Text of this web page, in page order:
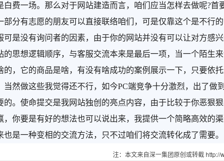
白费一场。那么对于网站建造而言，咱们应当怎样去做呢?首
部分有志愿的朋友可以直接联络咱们，可是仅靠这个是不行
可是没有询问者的因素，由于你的网站并没有可以让对方感
的思想逻辑顺序，与客服交流本来是最后一项，当一个陌生
的，它的商品是啥，有没有啥成功的案例展示一下，只要依
做这些我觉得还不行，如今PC端竞争十分激烈，出了做
的。使命提交是我网站独创的亮点内容，由于比较于你恶狠
，你要是有好的想法也可以说出来，我提供一个简略高效的
也是一种变相的交流方法，只不过咱们将交流转化成了需要。
注：本文来自深一集团原创或转截